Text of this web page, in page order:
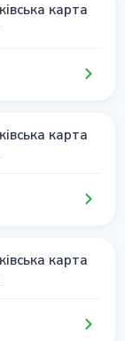
карта
карта
карта